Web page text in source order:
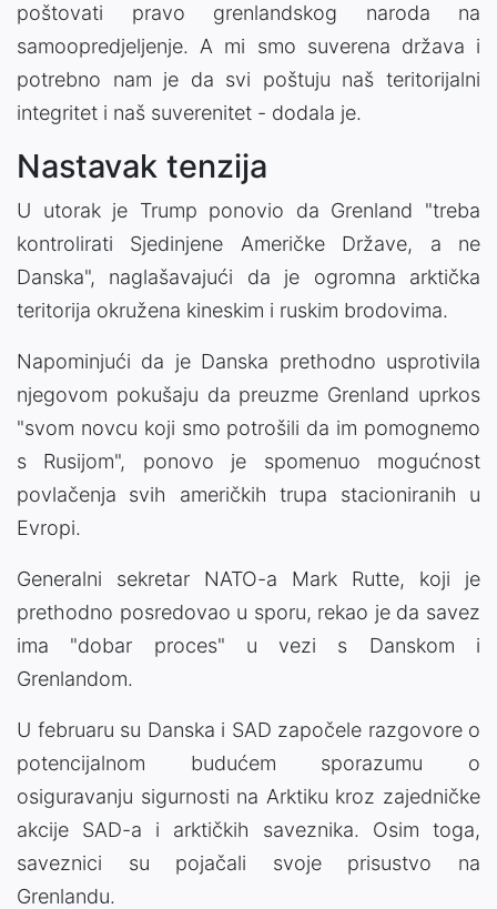
poštovati pravo grenlandskog naroda na
samoopredjeljenje. A mi smo suverena država i
potrebno nam je da svi poštuju naš teritorijalni
integritet i naš suverenitet - dodala je.
Nastavak tenzija
U utorak je Trump ponovio da Grenland "treba
kontrolirati Sjedinjene Američke Države, a ne
Danska", naglašavajući da je ogromna arktička
teritorija okružena kineskim i ruskim brodovima.
Napominjući da je Danska prethodno usprotivila
njegovom pokušaju da preuzme Grenland uprkos
"svom novcu koji smo potrošili da im pomognemo
s Rusijom", ponovo je spomenuo mogućnost
povlačenja svih američkih trupa stacioniranih u
Evropi.
Generalni sekretar NATO-a Mark Rutte, koji je
prethodno posredovao u sporu, rekao je da savez
ima "dobar proces" u vezi s Danskom i
Grenlandom.
U februaru su Danska i SAD započele razgovore o
potencijalnom budućem sporazumu o
osiguravanju sigurnosti na Arktiku kroz zajedničke
akcije SAD-a i arktičkih saveznika. Osim toga,
saveznici su pojačali svoje prisustvo na
Grenlandu.